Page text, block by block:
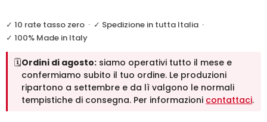
✓ 10 rate tasso zero · ✓ Spedizione in tutta Italia ·
✓ 100% Made in Italy
🗓️Ordini di agosto: siamo operativi tutto il mese e
confermiamo subito il tuo ordine. Le produzioni
ripartono a settembre e da lì valgono le normali
tempistiche di consegna. Per informazioni contattaci.